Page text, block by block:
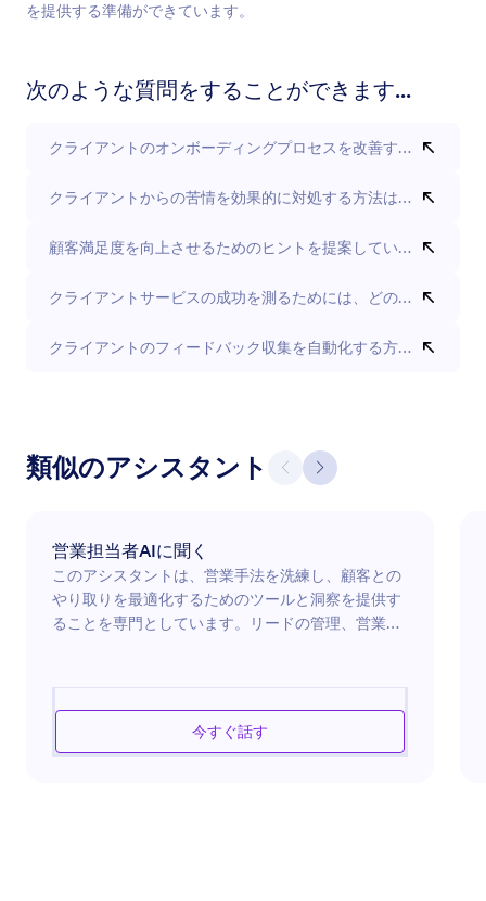
を提供する準備ができています。
次のような質問をすることができます...
クライアントのオンボーディングプロセスを改善するにはどう
クライアントからの苦情を効果的に対処する方法は何ですか？
顧客満足度を向上させるためのヒントを提案していただけます
クライアントサービスの成功を測るためには、どのような指標
クライアントのフィードバック収集を自動化する方法は？
類似のアシスタント
営業担当者AIに聞く
このアシスタントは、営業手法を洗練し、顧客との
やり取りを最適化するためのツールと洞察を提供す
ることを専門としています。リードの管理、営業キ
リューションに焦点を当て、関連する営業戦略とツ
ールを提供することで、ビジネス成果を向上させる
今すぐ話す